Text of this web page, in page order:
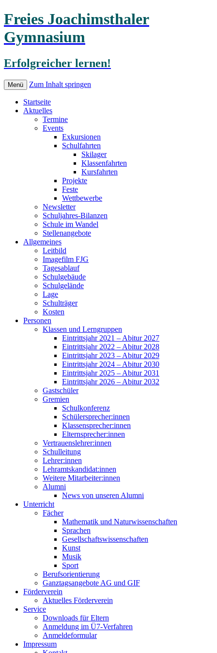
Freies Joachimsthaler
Gymnasium
Erfolgreicher lernen!
Menü Zum Inhalt springen
Startseite
Aktuelles
Termine
Events
Exkursionen
Schulfahrten
Skilager
Klassenfahrten
Kursfahrten
Projekte
Feste
Wettbewerbe
Newsletter
Schuljahres-Bilanzen
Schule im Wandel
Stellenangebote
Allgemeines
Leitbild
Imagefilm FJG
Tagesablauf
Schulgebäude
Schulgelände
Lage
Schulträger
Kosten
Personen
Klassen und Lerngruppen
Eintrittsjahr 2021 – Abitur 2027
Eintrittsjahr 2022 – Abitur 2028
Eintrittsjahr 2023 – Abitur 2029
Eintrittsjahr 2024 – Abitur 2030
Eintrittsjahr 2025 – Abitur 2031
Eintrittsjahr 2026 – Abitur 2032
Gastschüler
Gremien
Schulkonferenz
Schülersprecher:innen
Klassensprecher:innen
Elternsprecher:innen
Vertrauenslehrer:innen
Schulleitung
Lehrer:innen
Lehramtskandidat:innen
Weitere Mitarbeiter:innen
Alumni
News von unseren Alumni
Unterricht
Fächer
Mathematik und Naturwissenschaften
Sprachen
Gesellschaftswissenschaften
Kunst
Musik
Sport
Berufsorientierung
Ganztagsangebote AG und GIF
Förderverein
Aktuelles Förderverein
Service
Downloads für Eltern
Anmeldung im Ü7-Verfahren
Anmeldeformular
Impressum